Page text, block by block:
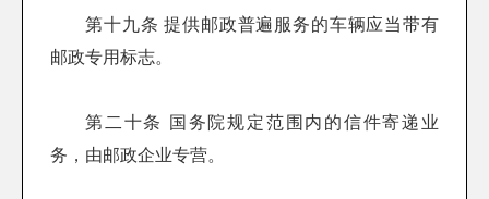
第十九条 提供邮政普遍服务的车辆应当带有
邮政专用标志。
第二十条 国务院规定范围内的信件寄递业
务，由邮政企业专营。